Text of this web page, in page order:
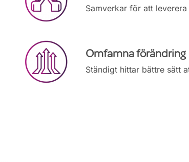
Samverkar för att
Omfamna förändring
Ständigt hittar bättre sätt